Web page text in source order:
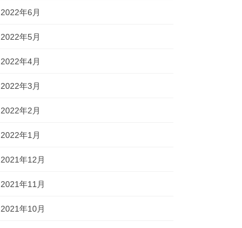
2022年6月
2022年5月
2022年4月
2022年3月
2022年2月
2022年1月
2021年12月
2021年11月
2021年10月